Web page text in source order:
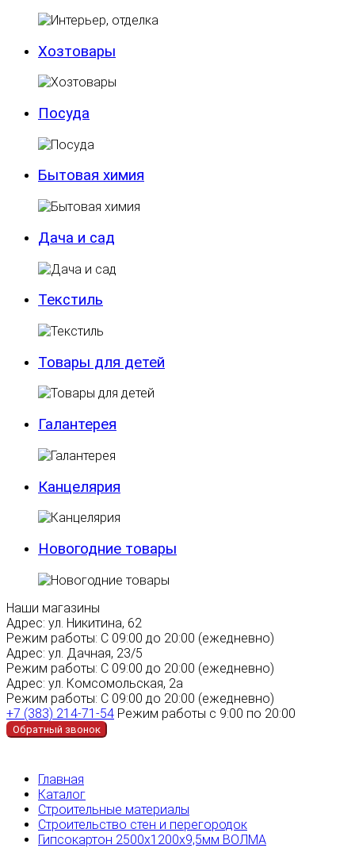
Хозтовары
Посуда
Бытовая химия
Дача и сад
Текстиль
Товары для детей
Галантерея
Канцелярия
Новогодние товары
Наши магазины
Адрес: ул. Никитина, 62
Режим работы: С 09:00 до 20:00 (ежедневно)
Адрес: ул. Дачная, 23/5
Режим работы: С 09:00 до 20:00 (ежедневно)
Адрес: ул. Комсомольская, 2а
Режим работы: С 09:00 до 20:00 (ежедневно)
+7 (383) 214-71-54 Режим работы с 9:00 по 20:00
Обратный звонок
Главная
Каталог
Строительные материалы
Строительство стен и перегородок
Гипсокартон 2500х1200х9,5мм ВОЛМА